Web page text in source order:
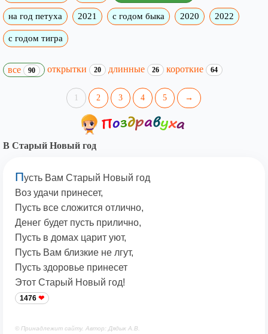
на год петуха 2021 с годом быка 2020 2022
с годом тигра
все 90 открытки 20 длинные 26 короткие 64
1 2 3 4 5 →
В Старый Новый год
Пусть Вам Старый Новый год
Воз удачи принесет,
Пусть все сложится отлично,
Денег будет пусть прилично,
Пусть в домах царит уют,
Пусть Вам близкие не лгут,
Пусть здоровье принесет
Этот Старый Новый год!
1476
© Принадлежит сайту. Автор: Дядык А.В.